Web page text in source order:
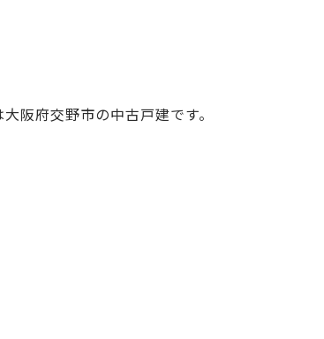
阪府交野市の中古戸建です。